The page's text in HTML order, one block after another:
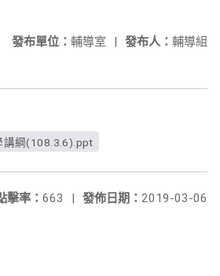
發布人： 輔導組
發布單位： 輔導室 |
講綱(108.3.6).ppt
發佈日期： 2019-03-06
擊率： 663 |